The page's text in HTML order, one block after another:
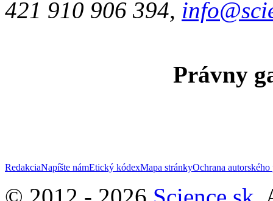
421 910 906 394,
Právny
RedakciaNapíšte námEtický kódexMapa stránkyOchrana autorského